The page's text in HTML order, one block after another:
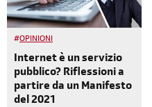
#OPINIONI
Internet è un servizio
pubblico? Riflessioni a
partire da un Manifesto
del 2021